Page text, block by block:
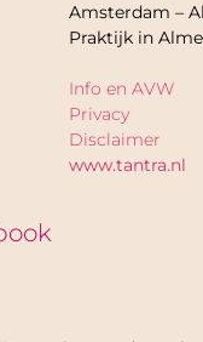
Amsterdam –
Praktijk in
Info en AVW
Privacy
Disclaimer
www.tantra.nl